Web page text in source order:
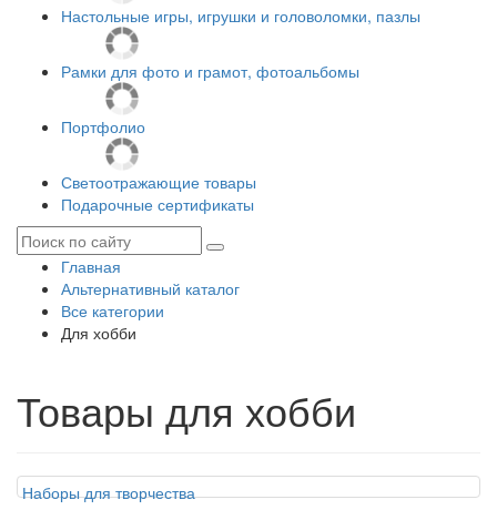
Настольные игры, игрушки и головоломки, пазлы
Рамки для фото и грамот, фотоальбомы
Портфолио
Светоотражающие товары
Подарочные сертификаты
Главная
Альтернативный каталог
Все категории
Для хобби
Товары для хобби
Наборы для творчества